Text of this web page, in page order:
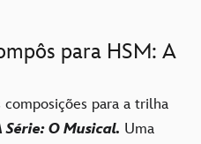
para HSM: A
para a trilha
O Musical. Uma